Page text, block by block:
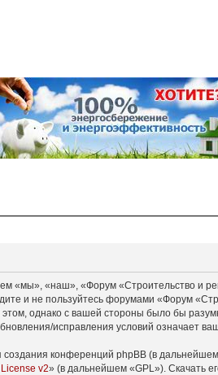
«мы», «наш», «Форум «Строительство и
и не пользуйтесь форумами «Форум
однако с вашей стороны было бы
исправления условий означает
конференций phpBB (в
v2» (в дальнейшем «GPL»). Скачать